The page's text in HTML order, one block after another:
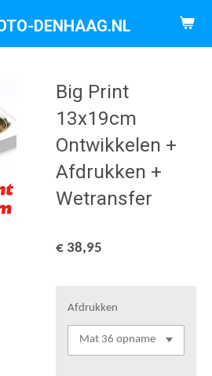
DENHAAG.NL
Big Print
13x19cm
Ontwikkelen +
Afdrukken +
Wetransfer
€ 38,95
Afdrukken